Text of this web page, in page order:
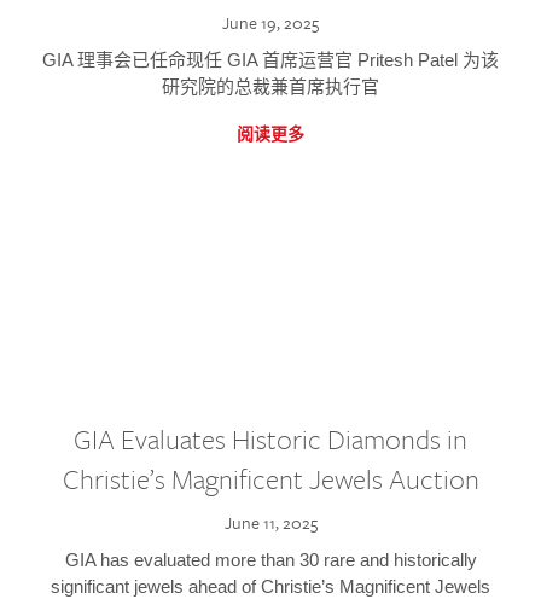
June 19, 2025
GIA 理事会已任命现任 GIA 首席运营官 Pritesh Patel 为该
研究院的总裁兼首席执行官
阅读更多
GIA Evaluates Historic Diamonds in
Christie’s Magnificent Jewels Auction
June 11, 2025
GIA has evaluated more than 30 rare and historically
significant jewels ahead of Christie’s Magnificent Jewels